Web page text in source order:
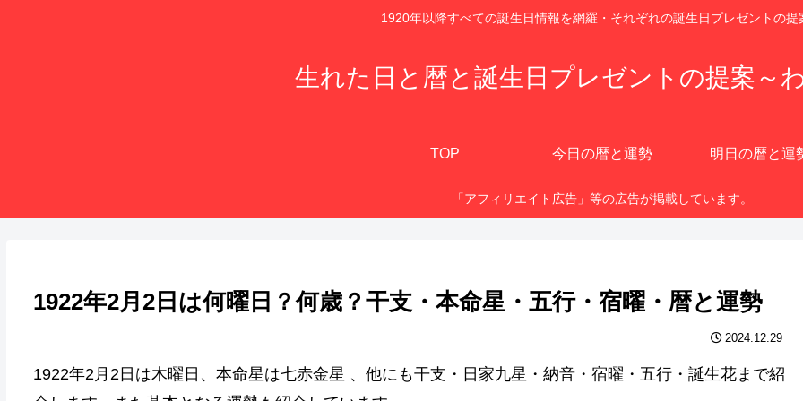
1920年以降すべての誕生日情報を網羅・それぞれの誕生日プレゼントの提
生れた日と暦と誕生日プレゼントの提案～
TOP 今日の暦と運勢 明日の暦と運
「アフィリエイト広告」等の広告が掲載しています。
1922年2月2日は何曜日？何歳？干支・本命星・五行・宿曜・暦と運勢
2024.12.29
1922年2月2日は木曜日、本命星は七赤金星 、他にも干支・日家九星・納音・宿曜・五行・誕生花まで紹